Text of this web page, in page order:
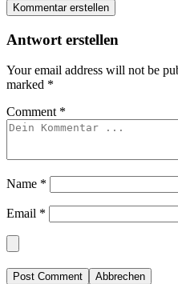
Kommentar erstellen
Antwort erstellen
Your email address will not be
marked *
Comment *
Name *
Email *
Abbrechen